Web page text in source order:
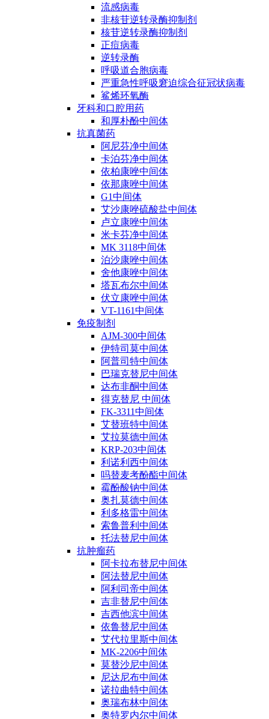
流感病毒
非核苷逆转录酶抑制剂
核苷逆转录酶抑制剂
正痘病毒
逆转录酶
呼吸道合胞病毒
严重急性呼吸窘迫综合征冠状病毒
鲨烯环氧酶
牙科和口腔用药
和厚朴酚中间体
抗真菌药
阿尼芬净中间体
卡泊芬净中间体
依柏康唑中间体
依那康唑中间体
G1中间体
艾沙康唑硫酸盐中间体
卢立康唑中间体
米卡芬净中间体
MK 3118中间体
泊沙康唑中间体
舍他康唑中间体
塔瓦布尔中间体
伏立康唑中间体
VT-1161中间体
免疫制剂
AJM-300中间体
伊特司莫中间体
阿普司特中间体
巴瑞克替尼中间体
达布非酮中间体
得克替尼 中间体
FK-3311中间体
艾替班特中间体
艾拉莫德中间体
KRP-203中间体
利诺利西中间体
吗替麦考酚酯中间体
霉酚酸钠中间体
奥扎莫德中间体
利多格雷中间体
索鲁普利中间体
托法替尼中间体
抗肿瘤药
阿卡拉布替尼中间体
阿法替尼中间体
阿利司帝中间体
吉非替尼中间体
吉西他滨中间体
依鲁替尼中间体
艾代拉里斯中间体
MK-2206中间体
莫替沙尼中间体
尼达尼布中间体
诺拉曲特中间体
奥瑞布林中间体
奥特罗内尔中间体